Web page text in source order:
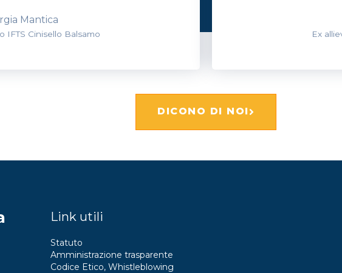
Mantica
IFTS Cinisello Balsamo Ex
DICONO DI NOI
Link utili
Statuto
Amministrazione trasparente
Codice Etico, Whistleblowing